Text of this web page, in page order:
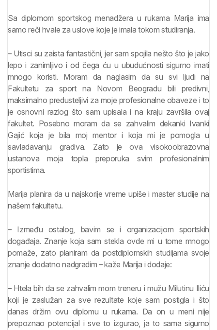
Sa diplomom sportskog menadžera u rukama Marija ima
samo reči hvale za uslove koje je imala tokom studiranja.
– Utisci su zaista fantastični, jer sam spojila nešto što je jako
lepo i zanimljivo i od čega ću u ubudućnosti sigurno imati
mnogo koristi. Moram da naglasim da su svi ljudi na
Fakultetu za sport na Novom Beogradu bili predivni,
maksimalno predusteljivi za moje profesionalne obaveze i to
je osnovni razlog što sam upisala i na kraju završila ovaj
fakultet. Posebno moram da se zahvalim dekanki Ivanki
Gajić koja je bila moj mentor i koja mi je pomogla u
savladavanju gradiva. Zato je ova visokoobrazovna
ustanova moja topla preporuka svim profesionalnim
sportistima.
Marija planira da u najskorije vreme upiše i master studije na
našem fakultetu.
– Između ostalog, bavim se i organizacijom sportskih
događaja. Znanje koja sam stekla ovde mi u tome mnogo
pomaže, zato planiram da postdiplomskih studijama svoje
znanje dodatno nadgradim – kaže Marija i dodaje:
– Htela bih da se zahvalim mom treneru i mužu Milutinu Iliću
koji je zaslužan za sve rezultate koje sam postigla i što
danas držim ovu diplomu u rukama. Da on u meni nije
prepoznao potencijal i sve to izgurao, ja to sama sigurno